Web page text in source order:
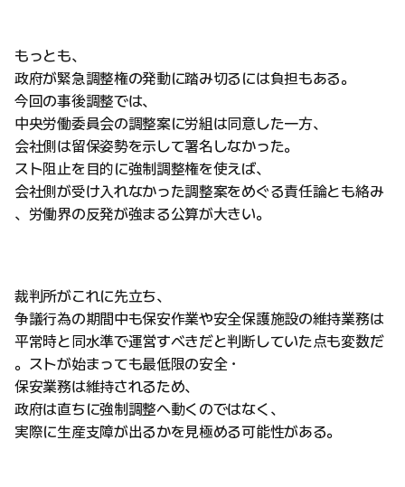
もっとも、
政府が緊急調整権の発動に踏み切るには負担もある。
今回の事後調整では、
中央労働委員会の調整案に労組は同意した一方、
会社側は留保姿勢を示して署名しなかった。
スト阻止を目的に強制調整権を使えば、
会社側が受け入れなかった調整案をめぐる責任論とも絡み
、労働界の反発が強まる公算が大きい。
裁判所がこれに先立ち、
争議行為の期間中も保安作業や安全保護施設の維持業務は
平常時と同水準で運営すべきだと判断していた点も変数だ
。ストが始まっても最低限の安全・
保安業務は維持されるため、
政府は直ちに強制調整へ動くのではなく、
実際に生産支障が出るかを見極める可能性がある。